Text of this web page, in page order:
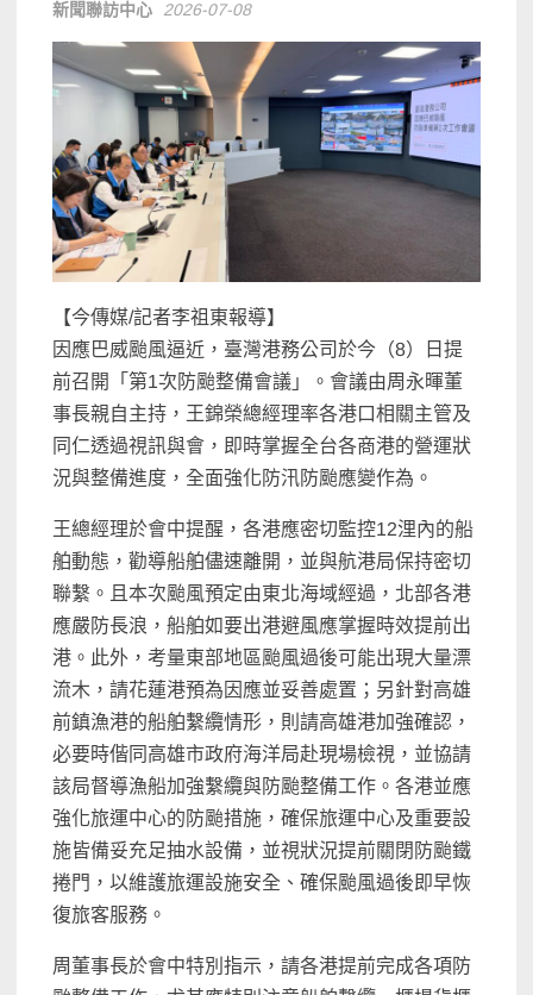
新聞聯訪中心 2026-07-08
【今傳媒/記者李祖東報導】
因應巴威颱風逼近，臺灣港務公司於今（8）日提
前召開「第1次防颱整備會議」。會議由周永暉董
事長親自主持，王錦榮總經理率各港口相關主管及
同仁透過視訊與會，即時掌握全台各商港的營運狀
況與整備進度，全面強化防汛防颱應變作為。
王總經理於會中提醒，各港應密切監控12浬內的船
舶動態，勸導船舶儘速離開，並與航港局保持密切
聯繫。且本次颱風預定由東北海域經過，北部各港
應嚴防長浪，船舶如要出港避風應掌握時效提前出
港。此外，考量東部地區颱風過後可能出現大量漂
流木，請花蓮港預為因應並妥善處置；另針對高雄
前鎮漁港的船舶繫纜情形，則請高雄港加強確認，
必要時偕同高雄市政府海洋局赴現場檢視，並協請
該局督導漁船加強繫纜與防颱整備工作。各港並應
強化旅運中心的防颱措施，確保旅運中心及重要設
施皆備妥充足抽水設備，並視狀況提前關閉防颱鐵
捲門，以維護旅運設施安全、確保颱風過後即早恢
復旅客服務。
周董事長於會中特別指示，請各港提前完成各項防